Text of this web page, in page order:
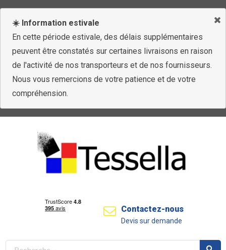
☀️ Information estivale
En cette période estivale, des délais supplémentaires
peuvent être constatés sur certaines livraisons en raison
de l'activité de nos transporteurs et de nos fournisseurs.
Nous vous remercions de votre patience et de votre
compréhension.
Contactez-nous
Devis sur demande